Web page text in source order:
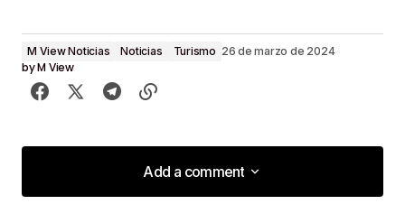
M View Noticias Noticias Turismo 26 de marzo de 2024
byM View
Add a comment
Add a comment